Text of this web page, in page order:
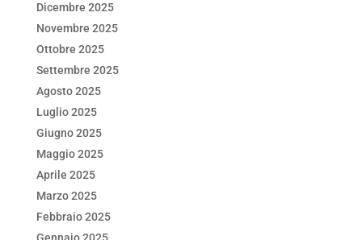
Dicembre 2025
Novembre 2025
Ottobre 2025
Settembre 2025
Agosto 2025
Luglio 2025
Giugno 2025
Maggio 2025
Aprile 2025
Marzo 2025
Febbraio 2025